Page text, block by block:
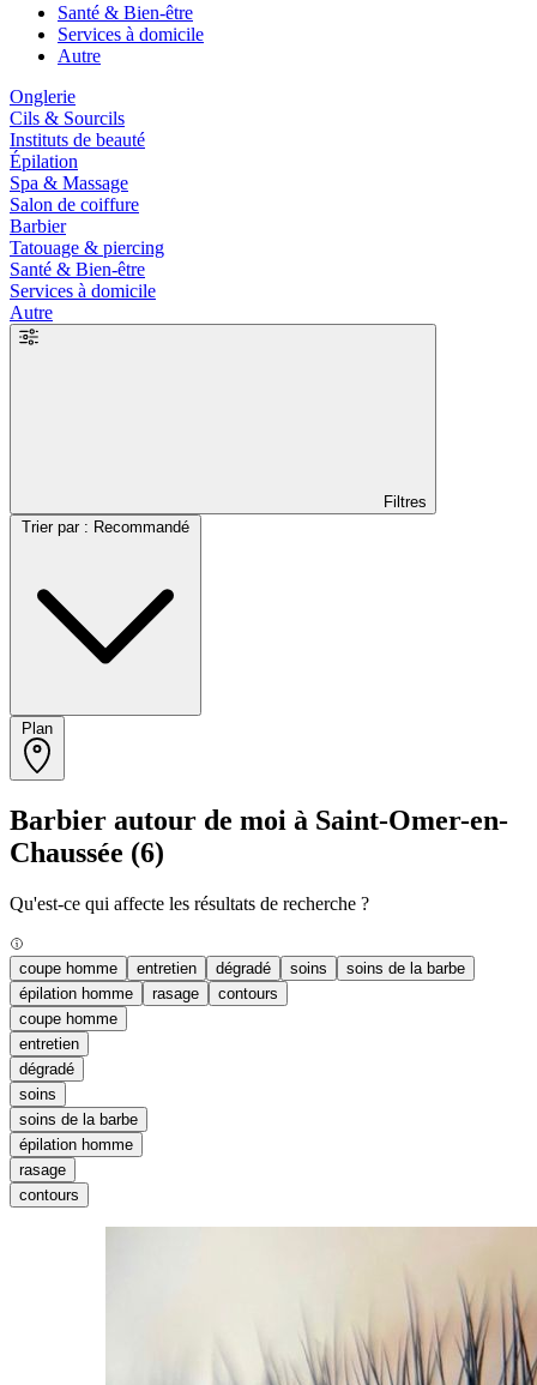
Santé & Bien-être
Services à domicile
Autre
Onglerie
Cils & Sourcils
Instituts de beauté
Épilation
Spa & Massage
Salon de coiffure
Barbier
Tatouage & piercing
Santé & Bien-être
Services à domicile
Autre
Filtres
Barbier autour de moi à Saint-Omer-en-
Chaussée (6)
Qu'est-ce qui affecte les résultats de recherche ?
coupe homme entretien dégradé soins
soins de la barbe
épilation homme
rasage
contours
coupe homme
entretien
dégradé
soins
soins de la barbe
épilation homme
rasage
contours